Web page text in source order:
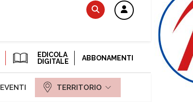
EDICOLA
DIGITALE
ABBONAMENTI
EVENTI TERRITORIO